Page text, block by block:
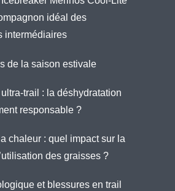
idéal des
intermédiaires
de la saison estivale
trail : la déshydratation
responsable ?
chaleur : quel impact sur la
des graisses ?
et blessures en trail